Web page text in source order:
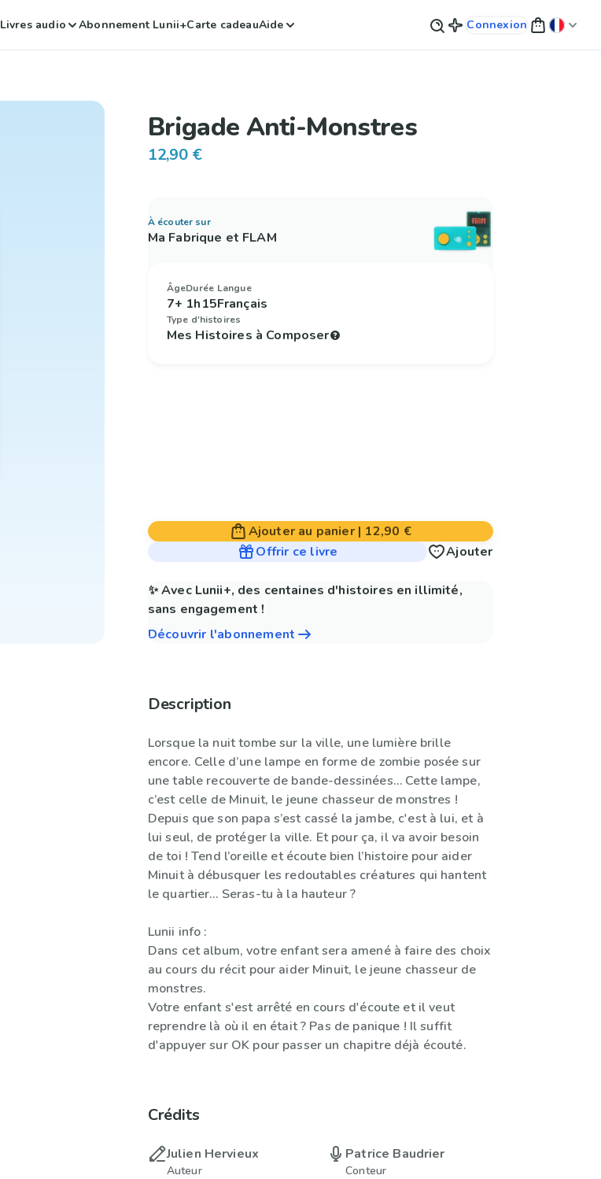
Livres audio Abonnement Lunii+Carte cadeauAide Connexion
Brigade Anti-Monstres
12,90 €
À écouter sur
Ma Fabrique et FLAM
Âge
7+
Durée
1h15
Langue
Français
Type d'histoires
Mes Histoires à Composer
Ajouter au panier| 12,90 €
Offrir ce livre
Ajouter
✨ Avec Lunii+, des centaines d'histoires en illimité,
sans engagement !
Découvrir l'abonnement
Description
Lorsque la nuit tombe sur la ville, une lumière brille
encore. Celle d’une lampe en forme de zombie posée sur
une table recouverte de bande-dessinées… Cette lampe,
c’est celle de Minuit, le jeune chasseur de monstres !
Depuis que son papa s’est cassé la jambe, c'est à lui, et à
lui seul, de protéger la ville. Et pour ça, il va avoir besoin
de toi ! Tend l’oreille et écoute bien l’histoire pour aider
Minuit à débusquer les redoutables créatures qui hantent
le quartier… Seras-tu à la hauteur ?
Lunii info :
Dans cet album, votre enfant sera amené à faire des choix
au cours du récit pour aider Minuit, le jeune chasseur de
monstres.
Votre enfant s'est arrêté en cours d'écoute et il veut
reprendre là où il en était ? Pas de panique ! Il suffit
d'appuyer sur OK pour passer un chapitre déjà écouté.
Crédits
Julien Hervieux
Auteur
Patrice Baudrier
Conteur